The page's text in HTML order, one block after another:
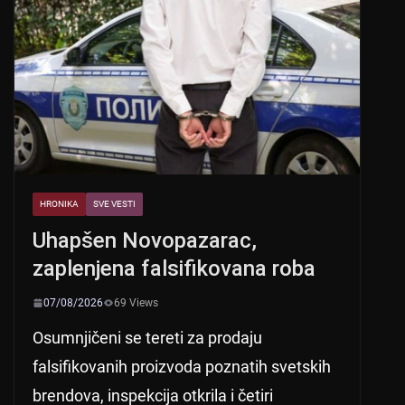
HRONIKA SVE VESTI
Uhapšen Novopazarac,
zaplenjena falsifikovana roba
07/08/2026 69 Views
Osumnjičeni se tereti za prodaju
falsifikovanih proizvoda poznatih svetskih
brendova, inspekcija otkrila i četiri